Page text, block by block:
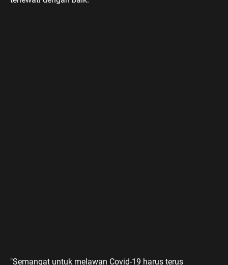
"Semangat untuk melawan Covid-19 harus terus